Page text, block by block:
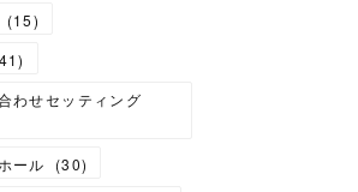
(15)
)
わせセッティング
ール
(30)